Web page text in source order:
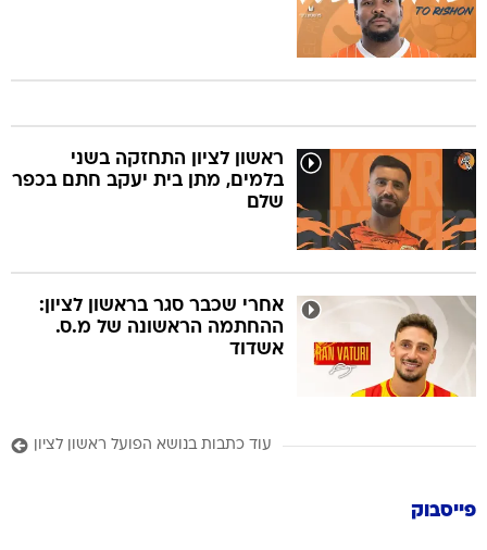
ראשון לציון התחזקה בשני
בלמים, מתן בית יעקב חתם בכפר
שלם
אחרי שכבר סגר בראשון לציון:
ההחתמה הראשונה של מ.ס.
אשדוד
עוד כתבות בנושא הפועל ראשון לציון
פייסבוק